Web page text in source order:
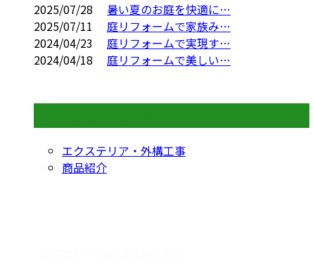
2025/07/28
暑い夏のお庭を快適に…
2025/07/11
庭リフォームで家族み…
2024/04/23
庭リフォームで実現す…
2024/04/18
庭リフォームで美しい…
エクステリア・外構工事
商品紹介